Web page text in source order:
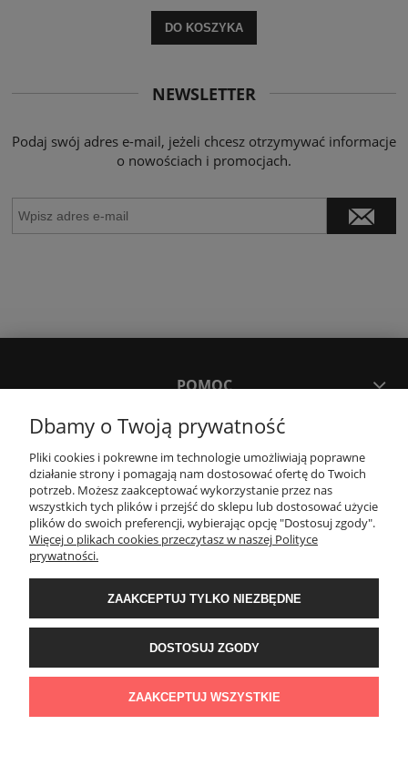
DO KOSZYKA
NEWSLETTER
Podaj swój adres e-mail, jeżeli chcesz otrzymywać informacje
o nowościach i promocjach.
POMOC
MOJE KONTO
PŁATNOŚCI I DOSTAWA
KONTAKT
Wyposażenie łazienek Łazienki.eco | Pawła 23, 41-708 Ruda Śląska | E-mail:
sklep@lazienki.eco | Tel.: 600 012 164 lub 600 012 159 | TGS Przemysław
Stoń | NIP: 6312213594 | REGON: 276403698
Dbamy o Twoją prywatność
Pliki cookies i pokrewne im technologie umożliwiają poprawne
działanie strony i pomagają nam dostosować ofertę do Twoich
potrzeb. Możesz zaakceptować wykorzystanie przez nas
wszystkich tych plików i przejść do sklepu lub dostosować użycie
plików do swoich preferencji, wybierając opcję "Dostosuj zgody".
Więcej o plikach cookies przeczytasz w naszej Polityce
prywatności.
ZAAKCEPTUJ TYLKO NIEZBĘDNE
DOSTOSUJ ZGODY
ZAAKCEPTUJ WSZYSTKIE